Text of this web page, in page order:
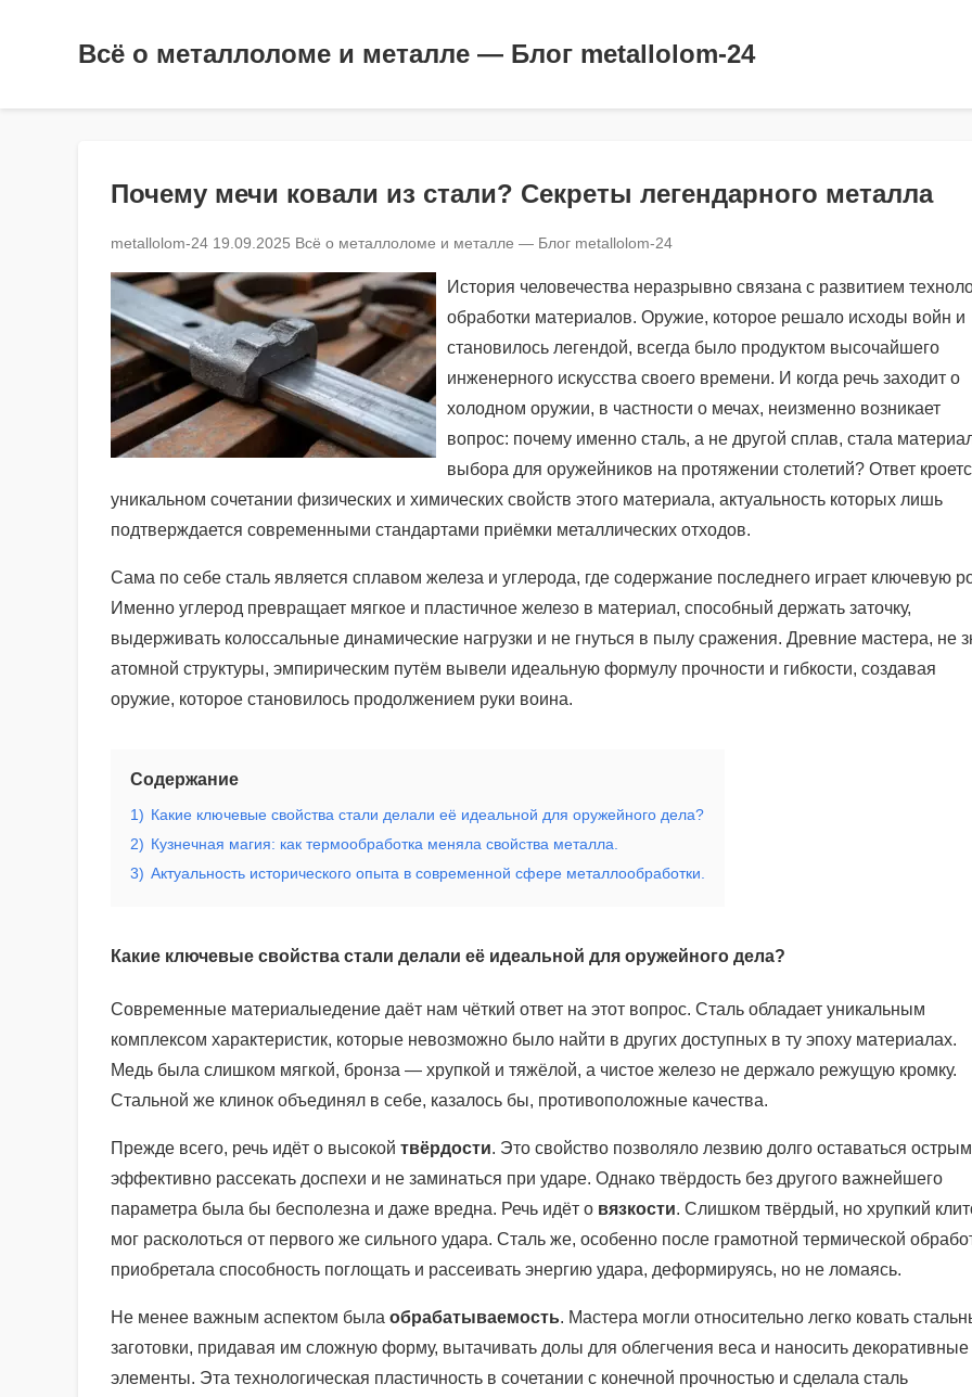
Всё о металлоломе и металле — Блог metallolom-24
Почему мечи ковали из стали? Секреты легендарного металла
metallolom-24 19.09.2025 Всё о металлоломе и металле — Блог metallolom-24
История человечества неразрывно связана с развитием
обработки материалов. Оружие, которое решало исходы войн и
становилось легендой, всегда было продуктом высочайшего
инженерного искусства своего времени. И когда речь заходит о
холодном оружии, в частности о мечах, неизменно возникает
вопрос: почему именно сталь, а не другой сплав, стала
выбора для оружейников на протяжении столетий? Ответ
уникальном сочетании физических и химических свойств этого материала, актуальность которых лишь
подтверждается современными стандартами приёмки металлических отходов.
Сама по себе сталь является сплавом железа и углерода, где содержание последнего играет ключевую
Именно углерод превращает мягкое и пластичное железо в материал, способный держать заточку,
выдерживать колоссальные динамические нагрузки и не гнуться в пылу сражения. Древние мастера, не
атомной структуры, эмпирическим путём вывели идеальную формулу прочности и гибкости, создавая
оружие, которое становилось продолжением руки воина.
Содержание
1) Какие ключевые свойства стали делали её идеальной для оружейного дела?
2) Кузнечная магия: как термообработка меняла свойства металла.
3) Актуальность исторического опыта в современной сфере металлообработки.
Какие ключевые свойства стали делали её идеальной для оружейного дела?
Современные материалыедение даёт нам чёткий ответ на этот вопрос. Сталь обладает уникальным
комплексом характеристик, которые невозможно было найти в других доступных в ту эпоху материалах.
Медь была слишком мягкой, бронза — хрупкой и тяжёлой, а чистое железо не держало режущую кромку.
Стальной же клинок объединял в себе, казалось бы, противоположные качества.
Прежде всего, речь идёт о высокой твёрдости. Это свойство позволяло лезвию долго оставаться
эффективно рассекать доспехи и не заминаться при ударе. Однако твёрдость без другого важнейшего
параметра была бы бесполезна и даже вредна. Речь идёт о вязкости. Слишком твёрдый, но хрупкий
мог расколоться от первого же сильного удара. Сталь же, особенно после грамотной термической
приобретала способность поглощать и рассеивать энергию удара, деформируясь, но не ломаясь.
Не менее важным аспектом была обрабатываемость. Мастера могли относительно легко ковать
заготовки, придавая им сложную форму, вытачивать долы для облегчения веса и наносить декоративные
элементы. Эта технологическая пластичность в сочетании с конечной прочностью и сделала сталь